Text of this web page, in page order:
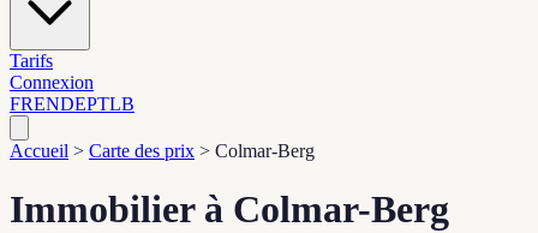
Tarifs
Connexion
FRENDEPTLB
Accueil > Carte des prix > Colmar-Berg
Immobilier à Colmar-Berg